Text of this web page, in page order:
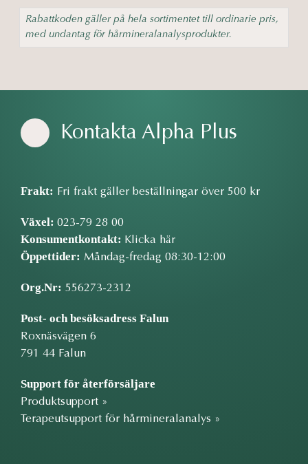
Rabattkoden gäller på hela sortimentet till ordinarie pris,
med undantag för hårmineralanalysprodukter.
Kontakta Alpha Plus
Frakt: Fri frakt gäller beställningar över 500 kr
Växel: 023-79 28 00
Konsumentkontakt: Klicka här
Öppettider: Måndag-fredag 08:30-12:00
Org.Nr: 556273-2312
Post- och besöksadress Falun
Roxnäsvägen 6
791 44 Falun
Support för återförsäljare
Produktsupport »
Terapeutsupport för hårmineralanalys »